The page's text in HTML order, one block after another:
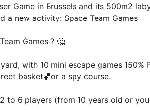
Game in Brussels and its 500m2
a new activity: Space Team Games
Games ? 🤔
with 10 mini escape games 150%
basket🏀or a spy course.
to 6 players (from 10 years old or